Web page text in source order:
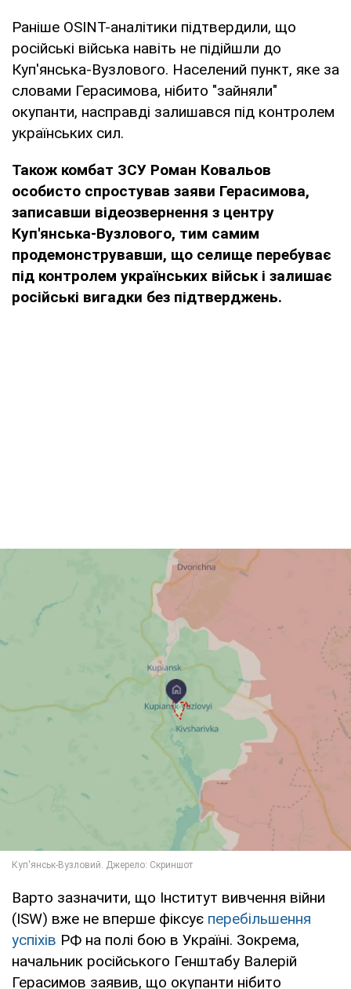
Раніше OSINT-аналітики підтвердили, що
російські війська навіть не підійшли до
Куп'янська-Вузлового. Населений пункт, яке за
словами Герасимова, нібито "зайняли"
окупанти, насправді залишався під контролем
українських сил.
Також комбат ЗСУ Роман Ковальов
особисто спростував заяви Герасимова,
записавши відеозвернення з центру
Куп'янська-Вузлового, тим самим
продемонструвавши, що селище перебуває
під контролем українських військ і залишає
російські вигадки без підтверджень.
Варто зазначити, що Інститут вивчення війни
(ISW) вже не вперше фіксує перебільшення
успіхів РФ на полі бою в Україні. Зокрема,
начальник російського Генштабу Валерій
Герасимов заявив, що окупанти нібито